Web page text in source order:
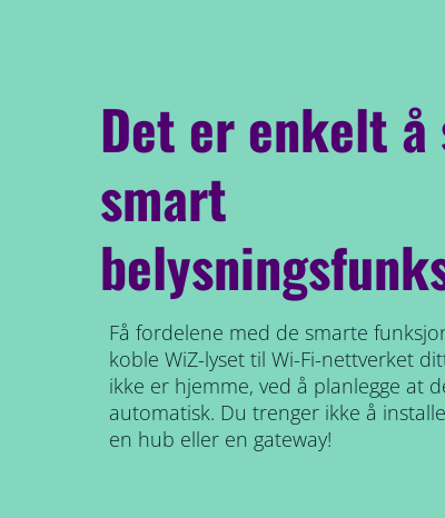
Det er enkelt
smart
Få fordelene med de smarte
koble WiZ-lyset til Wi-Fi-nettverket
ikke er hjemme, ved å planlegge at
automatisk. Du trenger ikke å
en hub eller en gateway!